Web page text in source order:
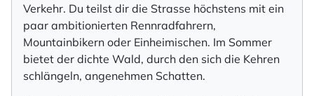
Verkehr. Du teilst dir die Strasse höchstens mit ein
paar ambitionierten Rennradfahrern,
Mountainbikern oder Einheimischen. Im Sommer
bietet der dichte Wald, durch den sich die Kehren
schlängeln, angenehmen Schatten.